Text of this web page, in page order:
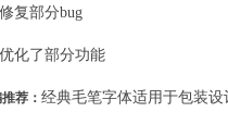
复部分bug
化了部分功能
荐： 经典毛笔字体适用于包装设